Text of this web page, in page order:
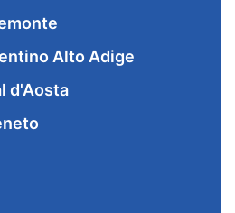
Alto Adige
d'Aosta